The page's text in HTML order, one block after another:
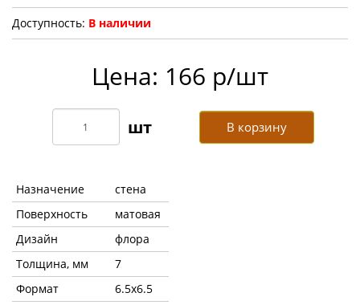
Доступность: В наличии
Цена: 166 р/шт
В корзину
Назначение
стена
Поверхность
матовая
Дизайн
флора
Толщина, мм
7
Формат
6.5x6.5